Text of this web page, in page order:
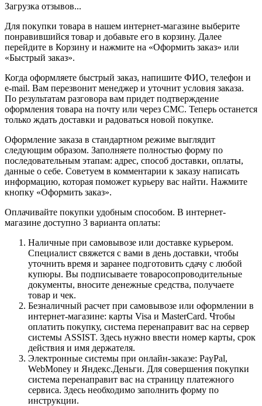
Загрузка отзывов...
Для покупки товара в нашем интернет-магазине выберите
понравившийся товар и добавьте его в корзину. Далее
перейдите в Корзину и нажмите на «Оформить заказ» или
«Быстрый заказ».
Когда оформляете быстрый заказ, напишите ФИО, телефон и
e-mail. Вам перезвонит менеджер и уточнит условия заказа.
По результатам разговора вам придет подтверждение
оформления товара на почту или через СМС. Теперь останется
только ждать доставки и радоваться новой покупке.
Оформление заказа в стандартном режиме выглядит
следующим образом. Заполняете полностью форму по
последовательным этапам: адрес, способ доставки, оплаты,
данные о себе. Советуем в комментарии к заказу написать
информацию, которая поможет курьеру вас найти. Нажмите
кнопку «Оформить заказ».
Оплачивайте покупки удобным способом. В интернет-
магазине доступно 3 варианта оплаты:
Наличные при самовывозе или доставке курьером.
Специалист свяжется с вами в день доставки, чтобы
уточнить время и заранее подготовить сдачу с любой
купюры. Вы подписываете товаросопроводительные
документы, вносите денежные средства, получаете
товар и чек.
Безналичный расчет при самовывозе или оформлении в
интернет-магазине: карты Visa и MasterCard. Чтобы
оплатить покупку, система перенаправит вас на сервер
системы ASSIST. Здесь нужно ввести номер карты, срок
действия и имя держателя.
Электронные системы при онлайн-заказе: PayPal,
WebMoney и Яндекс.Деньги. Для совершения покупки
система перенаправит вас на страницу платежного
сервиса. Здесь необходимо заполнить форму по
инструкции.